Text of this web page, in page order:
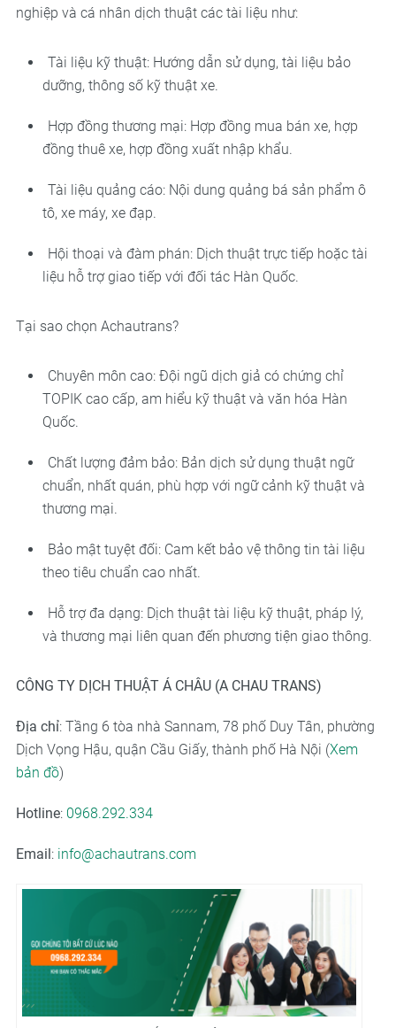
nghiệp và cá nhân dịch thuật các tài liệu như:
Tài liệu kỹ thuật: Hướng dẫn sử dụng, tài liệu bảo
dưỡng, thông số kỹ thuật xe.
Hợp đồng thương mại: Hợp đồng mua bán xe, hợp
đồng thuê xe, hợp đồng xuất nhập khẩu.
Tài liệu quảng cáo: Nội dung quảng bá sản phẩm ô
tô, xe máy, xe đạp.
Hội thoại và đàm phán: Dịch thuật trực tiếp hoặc tài
liệu hỗ trợ giao tiếp với đối tác Hàn Quốc.
Tại sao chọn Achautrans?
Chuyên môn cao: Đội ngũ dịch giả có chứng chỉ
TOPIK cao cấp, am hiểu kỹ thuật và văn hóa Hàn
Quốc.
Chất lượng đảm bảo: Bản dịch sử dụng thuật ngữ
chuẩn, nhất quán, phù hợp với ngữ cảnh kỹ thuật và
thương mại.
Bảo mật tuyệt đối: Cam kết bảo vệ thông tin tài liệu
theo tiêu chuẩn cao nhất.
Hỗ trợ đa dạng: Dịch thuật tài liệu kỹ thuật, pháp lý,
và thương mại liên quan đến phương tiện giao thông.
CÔNG TY DỊCH THUẬT Á CHÂU (A CHAU TRANS)
Địa chỉ: Tầng 6 tòa nhà Sannam, 78 phố Duy Tân, phường
Dịch Vọng Hậu, quận Cầu Giấy, thành phố Hà Nội (Xem
bản đồ)
Hotline: 0968.292.334
Email: info@achautrans.com